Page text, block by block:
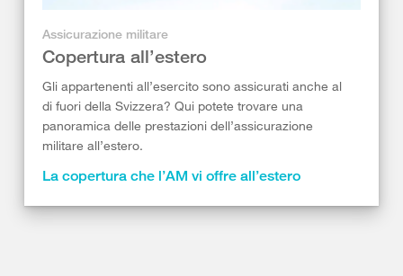
Assicurazione militare
Copertura all’estero
Gli appartenenti all’esercito sono assicurati anche al
di fuori della Svizzera? Qui potete trovare una
panoramica delle prestazioni dell’assicurazione
militare all’estero.
La copertura che l’AM vi offre all’estero